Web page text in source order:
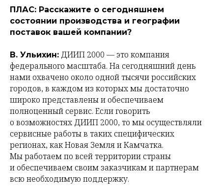
ПЛАС: Расскажите о сегодняшнем
состоянии производства и географии
поставок вашей компании?
В. Ульихин: ДИИП 2000 — это компания
федерального масштаба. На сегодняшний день
нами охвачено около одной тысячи российских
городов, в каждом из которых мы достаточно
широко представлены и обеспечиваем
полноценный сервис. Если говорить
о возможностях ДИИП 2000, то мы осуществляли
сервисные работы в таких специфических
регионах, как Новая Земля и Камчатка.
Мы работаем по всей территории страны
и обеспечиваем своим заказчикам и партнерам
всю необходимую поддержку.